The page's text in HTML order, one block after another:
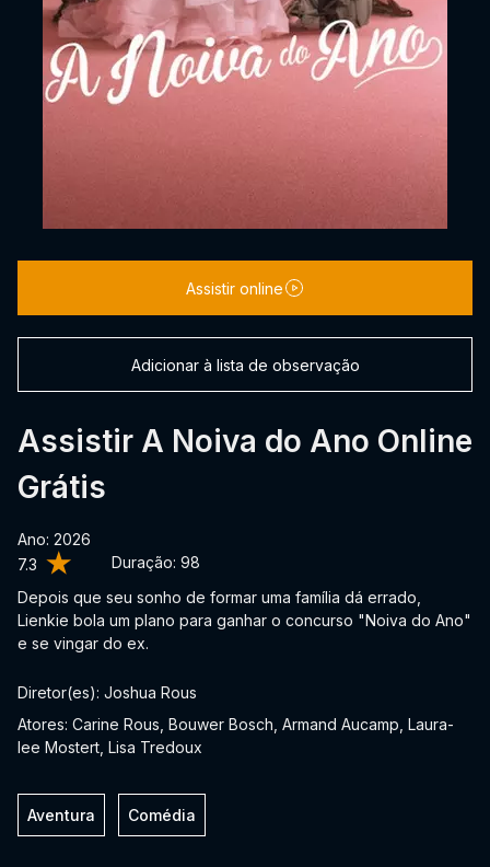
7.3 Duração: 98
Assistir A Noiva do Ano Online
Grátis
Ano: 2026
Depois que seu sonho de formar uma família dá errado,
Lienkie bola um plano para ganhar o concurso "Noiva do Ano"
e se vingar do ex.
Assistir online
Adicionar à lista de observação
Diretor(es): Joshua Rous
Atores: Carine Rous, Bouwer Bosch, Armand Aucamp, Laura-
lee Mostert, Lisa Tredoux
Aventura Comédia